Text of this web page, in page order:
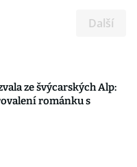
Další
ze švýcarských Alp:
románku s